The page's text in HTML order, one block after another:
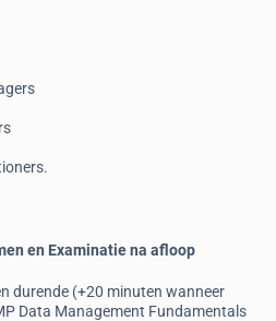
en Examinatie na afloop
durende (+20 minuten wanneer
Data Management Fundamentals